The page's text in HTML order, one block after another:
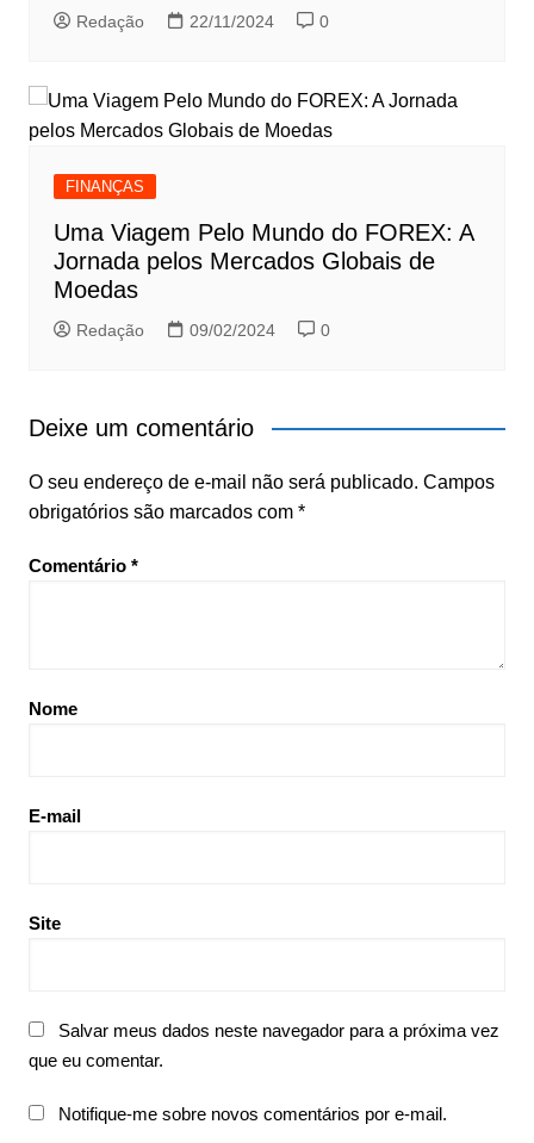
Redação 22/11/2024 0
FINANÇAS
Uma Viagem Pelo Mundo do FOREX: A
Jornada pelos Mercados Globais de
Moedas
Redação 09/02/2024 0
Deixe um comentário
O seu endereço de e-mail não será publicado. Campos
obrigatórios são marcados com *
Comentário *
Nome
E-mail
Site
Salvar meus dados neste navegador para a próxima vez
que eu comentar.
Notifique-me sobre novos comentários por e-mail.